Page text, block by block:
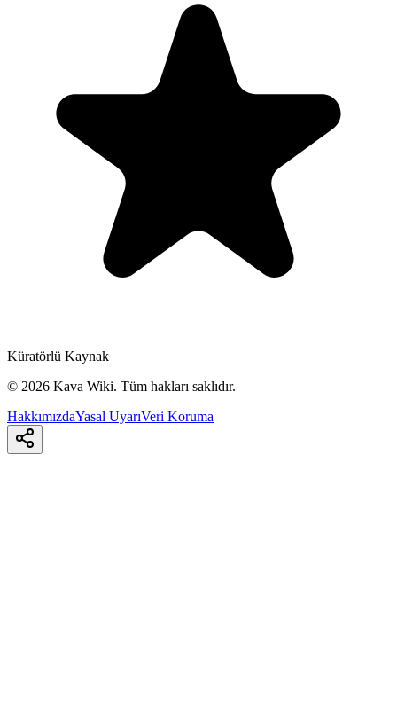
Küratörlü Kaynak
© 2026 Kava Wiki. Tüm hakları saklıdır.
HakkımızdaYasal UyarıVeri Koruma